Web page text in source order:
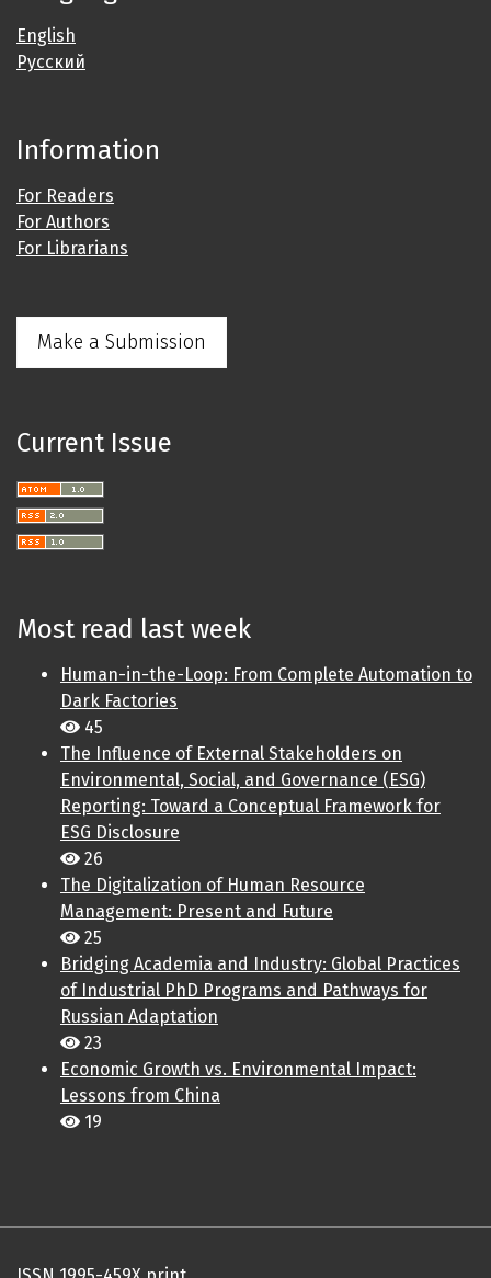
English
Русский
Information
For Readers
For Authors
For Librarians
Make a Submission
Current Issue
Most read last week
Human-in-the-Loop: From Complete Automation to
Dark Factories
45
The Influence of External Stakeholders on
Environmental, Social, and Governance (ESG)
Reporting: Toward a Conceptual Framework for
ESG Disclosure
26
The Digitalization of Human Resource
Management: Present and Future
25
Bridging Academia and Industry: Global Practices
of Industrial PhD Programs and Pathways for
Russian Adaptation
23
Economic Growth vs. Environmental Impact:
Lessons from China
19